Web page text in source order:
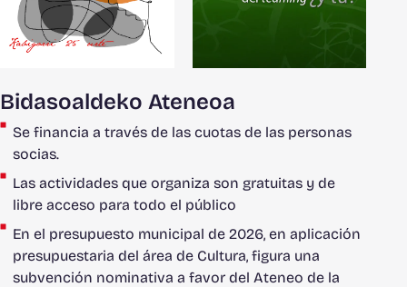
Bidasoaldeko Ateneoa
Se financia a través de las cuotas de las personas
socias.
Las actividades que organiza son gratuitas y de
libre acceso para todo el público
En el presupuesto municipal de 2026, en aplicación
presupuestaria del área de Cultura, figura una
subvención nominativa a favor del Ateneo de la